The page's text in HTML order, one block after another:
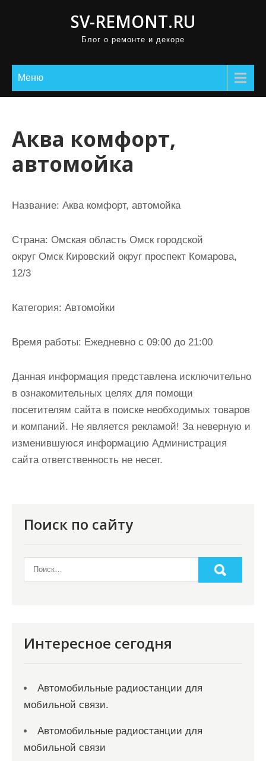
SV-REMONT.RU
Блог о ремонте и декоре
Меню
Аква комфорт,
автомойка
Название: Аква комфорт, автомойка
Страна: Омская область Омск городской
округ Омск Кировский округ проспект Комарова,
12/3
Категория: Автомойки
Время работы: Ежедневно с 09:00 до 21:00
Данная информация представлена исключительно
в ознакомительных целях для помощи
посетителям сайта в поиске необходимых товаров
и компаний. Не является рекламой! За неверную и
изменившуюся информацию Администрация
сайта ответственность не несет.
Поиск по сайту
Интересное сегодня
Автомобильные радиостанции для
мобильной связи.
Автомобильные радиостанции для
мобильной связи